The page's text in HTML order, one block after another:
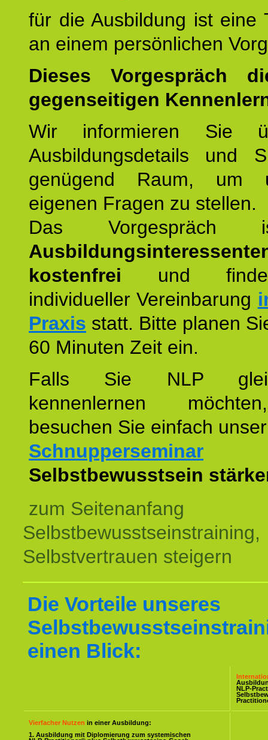
für die Ausbildung ist eine
an einem persönlichen
Dieses Vorgespräch
gegenseitigen
Wir informieren Sie
Ausbildungsdetails und
genügend Raum, um
eigenen Fragen zu stellen.
Das
kostenfrei und
individueller Vereinbarung
Praxis statt. Bitte planen
60 Minuten Zeit ein.
Falls Sie NLP
kennenlernen
besuchen Sie einfach unser
Schnupperseminar
Selbstbewusstsein
zum Seitenanfang
Selbstbewusstseinstraining,
Selbstvertrauen steigern
Die Vorteile unseres
einen Blick:
NLP-
Vierfacher Nutzen in einer Ausbildung:
1. Ausbildung mit Diplomierung zum systemischen